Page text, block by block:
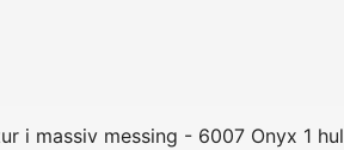
i massiv messing - 6007 Onyx 1 hul